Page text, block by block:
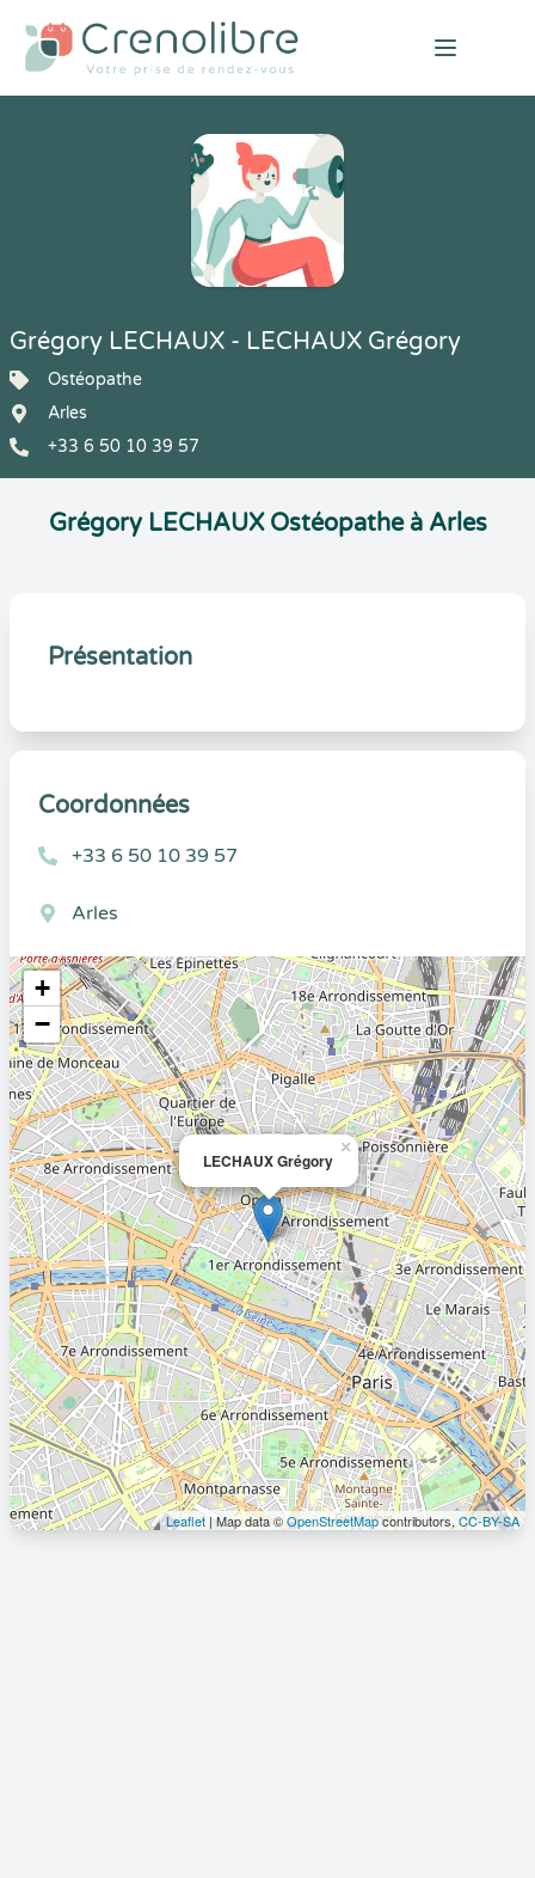
Open
Grégory LECHAUX - LECHAUX Grégory
Ostéopathe
Arles
+33 6 50 10 39 57
Grégory LECHAUX Ostéopathe à Arles
Présentation
Coordonnées
+33 6 50 10 39 57
Arles
LECHAUX Grégory
×
+
−
Leaflet| Map data ©OpenStreetMapcontributors, CC-BY-SA